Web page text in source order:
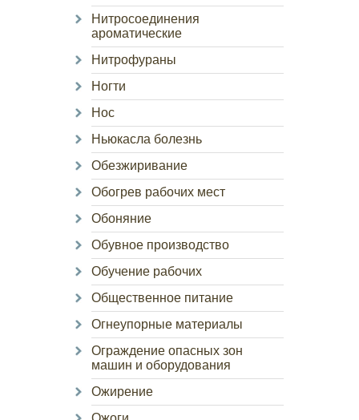
Нитросоединения
ароматические
Нитрофураны
Ногти
Нос
Ньюкасла болезнь
Обезжиривание
Обогрев рабочих мест
Обоняние
Обувное производство
Обучение рабочих
Общественное питание
Огнеупорные материалы
Ограждение опасных зон
машин и оборудования
Ожирение